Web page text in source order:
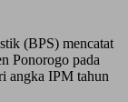
(BPS) mencatat
Ponorogo pada
angka IPM tahun